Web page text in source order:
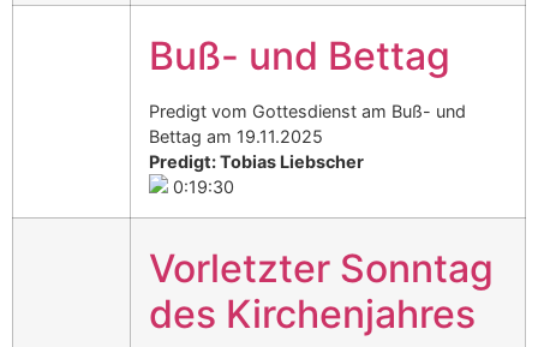
Buß- und Bettag
Predigt vom Gottesdienst am Buß- und
Bettag am 19.11.2025
Predigt: Tobias Liebscher
0:19:30
Vorletzter Sonntag
des Kirchenjahres